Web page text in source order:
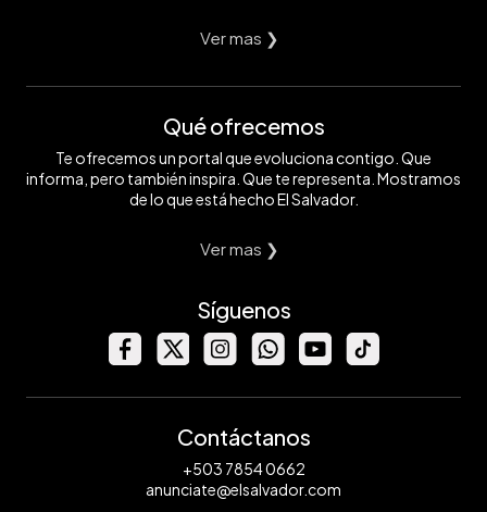
Ver mas ❯
Qué ofrecemos
Te ofrecemos un portal que evoluciona contigo. Que
informa, pero también inspira. Que te representa. Mostramos
de lo que está hecho El Salvador.
Ver mas ❯
Síguenos
Contáctanos
+503 7854 0662
anunciate@elsalvador.com